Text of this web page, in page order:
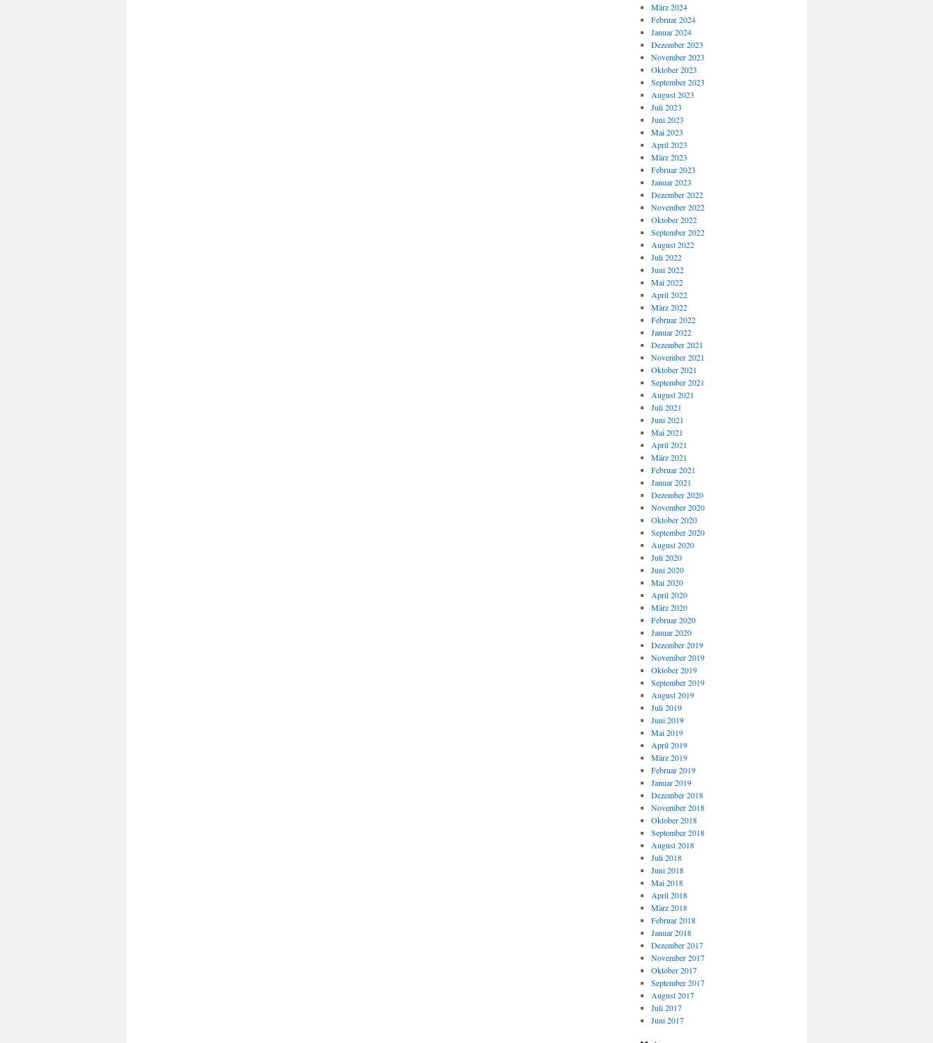
März 2024
Februar 2024
Januar 2024
Dezember 2023
November 2023
Oktober 2023
September 2023
August 2023
Juli 2023
Juni 2023
Mai 2023
April 2023
März 2023
Februar 2023
Januar 2023
Dezember 2022
November 2022
Oktober 2022
September 2022
August 2022
Juli 2022
Juni 2022
Mai 2022
April 2022
März 2022
Februar 2022
Januar 2022
Dezember 2021
November 2021
Oktober 2021
September 2021
August 2021
Juli 2021
Juni 2021
Mai 2021
April 2021
März 2021
Februar 2021
Januar 2021
Dezember 2020
November 2020
Oktober 2020
September 2020
August 2020
Juli 2020
Juni 2020
Mai 2020
April 2020
März 2020
Februar 2020
Januar 2020
Dezember 2019
November 2019
Oktober 2019
September 2019
August 2019
Juli 2019
Juni 2019
Mai 2019
April 2019
März 2019
Februar 2019
Januar 2019
Dezember 2018
November 2018
Oktober 2018
September 2018
August 2018
Juli 2018
Juni 2018
Mai 2018
April 2018
März 2018
Februar 2018
Januar 2018
Dezember 2017
November 2017
Oktober 2017
September 2017
August 2017
Juli 2017
Juni 2017